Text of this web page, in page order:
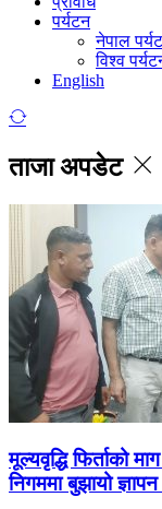
पर्यटन
नेपाल
विश्व
English
ताजा अपडेट
मूल्यवृद्धि फिर्ताको
निगममा बुझायो